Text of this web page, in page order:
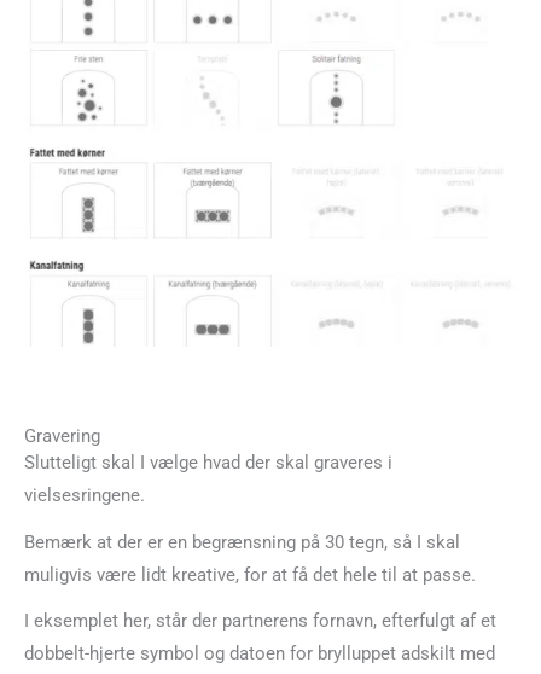
Gravering
Slutteligt skal I vælge hvad der skal graveres i
vielsesringene.
Bemærk at der er en begrænsning på 30 tegn, så I skal
muligvis være lidt kreative, for at få det hele til at passe.
I eksemplet her, står der partnerens fornavn, efterfulgt af et
dobbelt-hjerte symbol og datoen for brylluppet adskilt med